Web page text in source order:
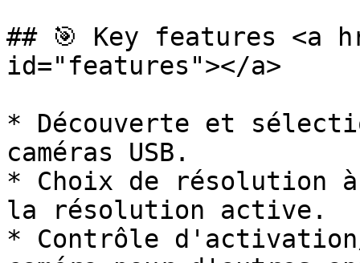
## 🎯 Key features <a
id="features"></a>
* Découverte et
caméras USB.
* Choix de résolution
la résolution active.
* Contrôle